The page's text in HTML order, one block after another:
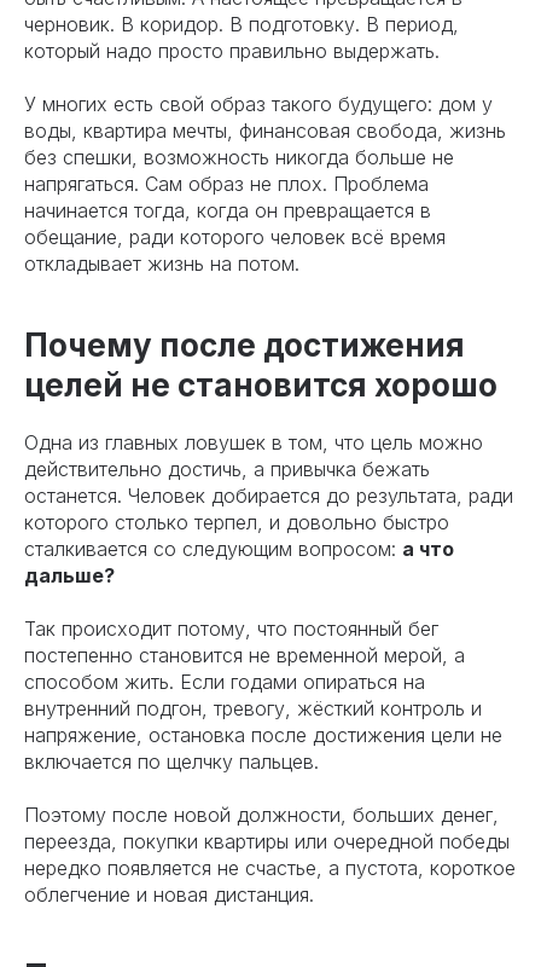
черновик. В коридор. В подготовку. В период,
который надо просто правильно выдержать.
У многих есть свой образ такого будущего: дом у
воды, квартира мечты, финансовая свобода, жизнь
без спешки, возможность никогда больше не
напрягаться. Сам образ не плох. Проблема
начинается тогда, когда он превращается в
обещание, ради которого человек всё время
откладывает жизнь на потом.
Почему после достижения
целей не становится хорошо
Одна из главных ловушек в том, что цель можно
действительно достичь, а привычка бежать
останется. Человек добирается до результата, ради
которого столько терпел, и довольно быстро
сталкивается со следующим вопросом: а что
дальше?
Так происходит потому, что постоянный бег
постепенно становится не временной мерой, а
способом жить. Если годами опираться на
внутренний подгон, тревогу, жёсткий контроль и
напряжение, остановка после достижения цели не
включается по щелчку пальцев.
Поэтому после новой должности, больших денег,
переезда, покупки квартиры или очередной победы
нередко появляется не счастье, а пустота, короткое
облегчение и новая дистанция.